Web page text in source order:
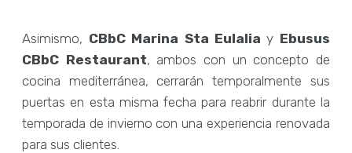
Asimismo, CBbC Marina Sta Eulalia y Ebusus
CBbC Restaurant, ambos con un concepto de
cocina mediterránea, cerrarán temporalmente sus
puertas en esta misma fecha para reabrir durante la
temporada de invierno con una experiencia renovada
para sus clientes.